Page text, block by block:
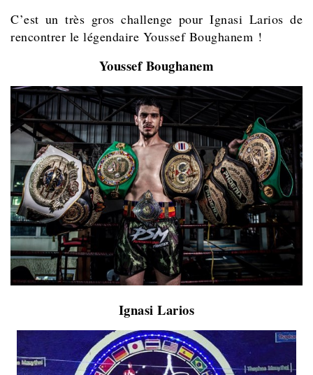
C’est un très gros challenge pour Ignasi Larios de
rencontrer le légendaire Youssef Boughanem !
Youssef Boughanem
Ignasi Larios